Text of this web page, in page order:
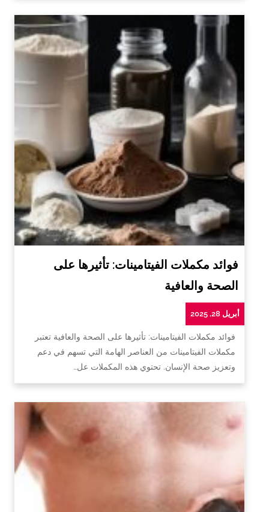
فوائد مكملات الفيتامينات: تأثيرها على
الصحة والعافية
أبريل 28, 2025
فوائد مكملات الفيتامينات: تأثيرها على الصحة والعافية تعتبر
مكملات الفيتامينات من العناصر الهامة التي تسهم في دعم
وتعزيز صحة الإنسان. تحتوي هذه المكملات عل…